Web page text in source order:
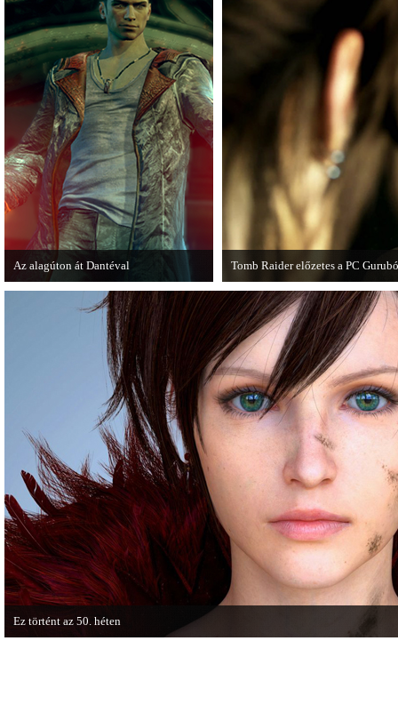
Az alagúton át Dantéval
A Devil May Cry újragondolás új
játékmenet-videóval jelentkezik.
Tomb Raider előzetes a PC
A PC Guru friss számában több
cikkből most egy részletet online
Ez történt az 50. héten